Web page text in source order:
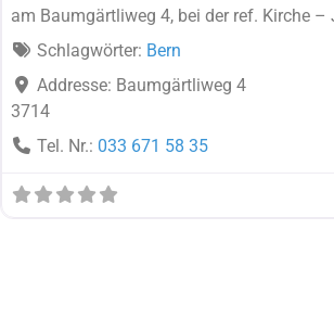
am Baumgärtliweg 4, bei der ref. Kirche
Schlagwörter: Bern
Addresse: Baumgärtliweg 4
3714
Tel. Nr.: 033 671 58 35